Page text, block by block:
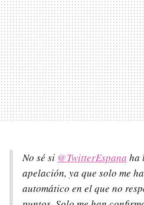
No sé si @TwitterEspana ha
apelación, ya que solo me
automático en el que no